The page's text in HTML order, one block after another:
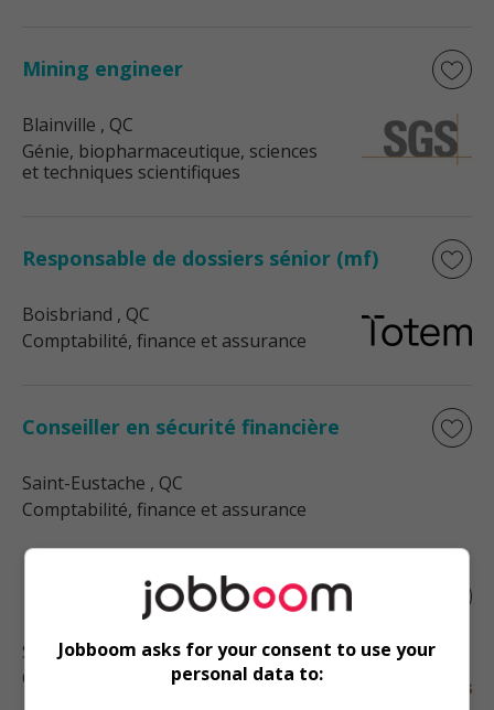
Mining engineer
Blainville , QC
Génie, biopharmaceutique, sciences
et techniques scientifiques
Responsable de dossiers sénior (mf)
Boisbriand , QC
Comptabilité, finance et assurance
Conseiller en sécurité financière
Saint-Eustache , QC
Comptabilité, finance et assurance
Directeur de la comptabilité
Saint-Eustache, QC
Cadres supérieurs / Haute direction
Jobboom asks for your consent to use your
personal data to: